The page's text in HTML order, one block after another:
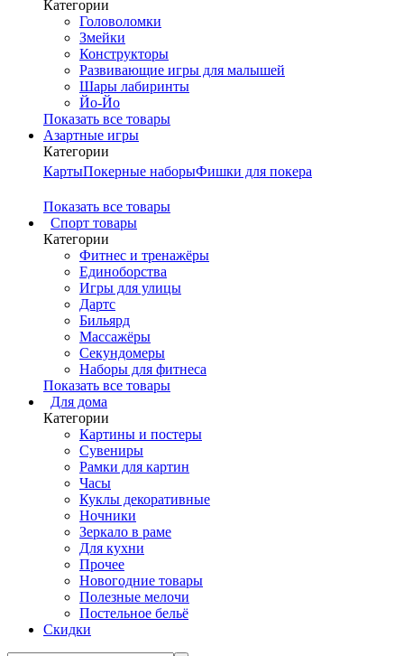
Категории
Головоломки
Змейки
Конструкторы
Развивающие игры для малышей
Шары лабиринты
Йо-Йо
Показать все товары
Азартные игры
Категории
КартыПокерные наборыФишки для покера
Показать все товары
Cпорт товары
Категории
Фитнес и тренажёры
Единоборства
Игры для улицы
Дартс
Бильярд
Массажёры
Секундомеры
Наборы для фитнеса
Показать все товары
Для дома
Категории
Картины и постеры
Сувениры
Рамки для картин
Часы
Куклы декоративные
Ночники
Зеркало в раме
Для кухни
Прочее
Новогодние товары
Полезные мелочи
Постельное бельё
Скидки